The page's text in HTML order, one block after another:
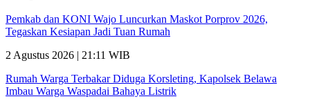
Pemkab dan KONI Wajo Luncurkan Maskot Porprov 2026,
Tegaskan Kesiapan Jadi Tuan Rumah
2 Agustus 2026 | 21:11 WIB
Rumah Warga Terbakar Diduga Korsleting, Kapolsek Belawa
Imbau Warga Waspadai Bahaya Listrik